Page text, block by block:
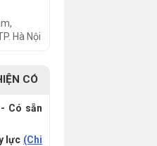
Hà Nội
CÓ
Có sẵn
lực (Chi